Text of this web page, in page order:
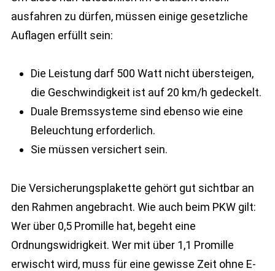
ausfahren zu dürfen, müssen einige gesetzliche
Auflagen erfüllt sein:
Die Leistung darf 500 Watt nicht übersteigen,
die Geschwindigkeit ist auf 20 km/h gedeckelt.
Duale Bremssysteme sind ebenso wie eine
Beleuchtung erforderlich.
Sie müssen versichert sein.
Die Versicherungsplakette gehört gut sichtbar an
den Rahmen angebracht. Wie auch beim PKW gilt:
Wer über 0,5 Promille hat, begeht eine
Ordnungswidrigkeit. Wer mit über 1,1 Promille
erwischt wird, muss für eine gewisse Zeit ohne E-